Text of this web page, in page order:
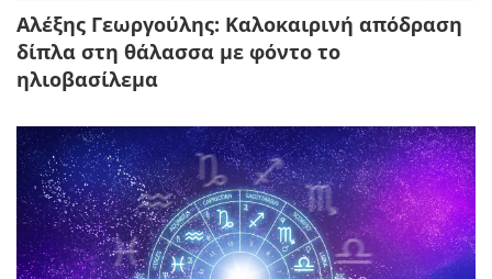
Αλέξης Γεωργούλης: Καλοκαιρινή απόδραση
δίπλα στη θάλασσα με φόντο το
ηλιοβασίλεμα